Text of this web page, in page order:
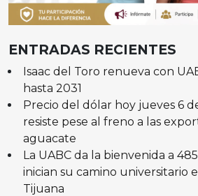
ENTRADAS RECIENTES
Isaac del Toro renueva con
hasta 2031
Precio del dólar hoy jueves 6
resiste pese al freno a las
aguacate
La UABC da la bienvenida a
inician su camino universitario
Tijuana